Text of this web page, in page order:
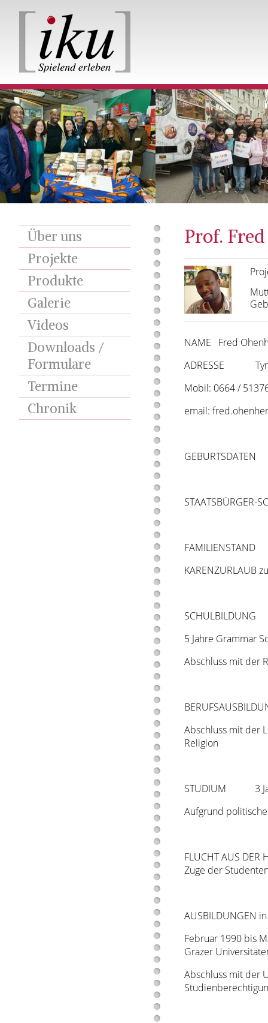
Über uns
Projekte
Produkte
Galerie
Videos
Downloads /
Formulare
Termine
Chronik
Prof.
NAME Fred
ADRESSE
Mobil: 0664 /
email:
KARENZURLAUB
5 Jahre Grammar
Abschluss mit der
Abschluss mit der
Religion
STUDIUM 3
Aufgrund
FLUCHT AUS
Zuge der
AUSBILDUNGEN in
Februar 1990 bis
Grazer
Abschluss mit der